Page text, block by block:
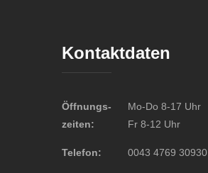
Kontaktdaten
Öffnungs-
zeiten:
Mo-Do 8-17 Uhr
Fr 8-12 Uhr
Telefon: 0043 4769 30930